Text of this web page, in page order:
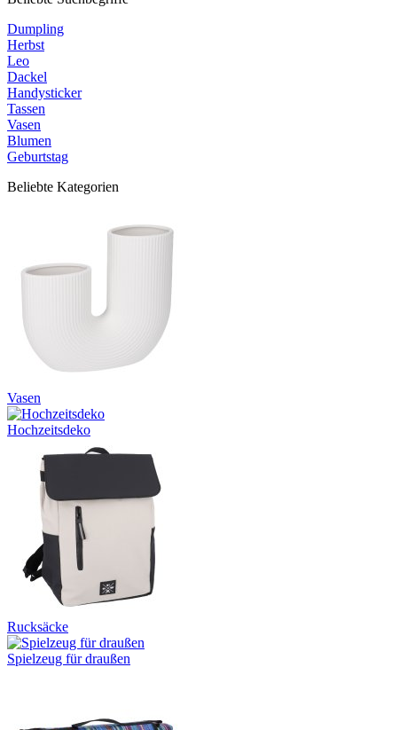
Dumpling
Herbst
Leo
Dackel
Handysticker
Tassen
Vasen
Blumen
Geburtstag
Beliebte Kategorien
Vasen
Hochzeitsdeko
Rucksäcke
Spielzeug für draußen